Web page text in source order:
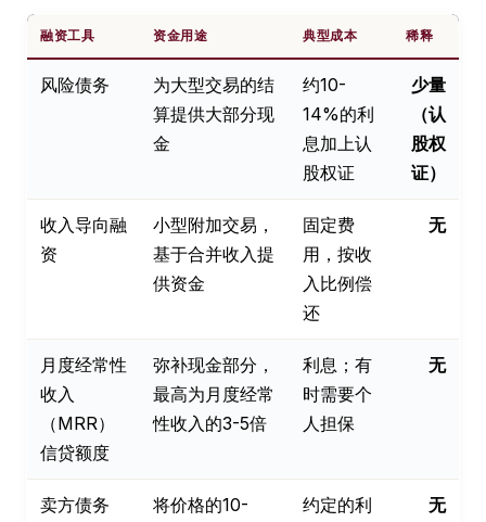
融资工具 资金用途 典型成本 稀释
风险债务
为大型交易的结
算提供大部分现
金
约10-
14%的利
息加上认
股权证
少量
（认
股权
证）
收入导向融
资
小型附加交易，
基于合并收入提
供资金
固定费
用，按收
入比例偿
还
无
月度经常性
收入
（MRR）
信贷额度
弥补现金部分，
最高为月度经常
性收入的3-5倍
利息；有
时需要个
人担保
无
卖方债务
将价格的10-
约定的利
无